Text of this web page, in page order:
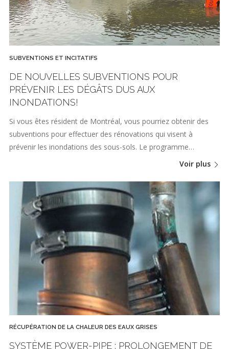
SUBVENTIONS ET INCITATIFS
DE NOUVELLES SUBVENTIONS POUR
PRÉVENIR LES DÉGÂTS DUS AUX
INONDATIONS!
Si vous êtes résident de Montréal, vous pourriez obtenir des
subventions pour effectuer des rénovations qui visent à
prévenir les inondations des sous-sols. Le programme…
Voir plus
RÉCUPÉRATION DE LA CHALEUR DES EAUX GRISES
SYSTÈME POWER-PIPE : PROLONGEMENT DE